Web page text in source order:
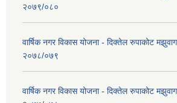
२०७९/०८०
वार्षिक नगर विकास योजना - दिक्तेल रुपाकोट
२०७८/०७९
वार्षिक नगर विकास योजना - दिक्तेल रुपाकोट